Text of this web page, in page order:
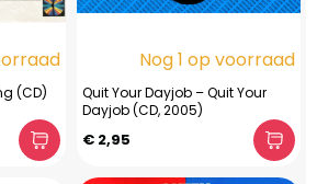
(CD)
Nog 1 op voorraad
Quit Your Dayjob – Quit Your
Dayjob (CD, 2005)
€ 2,95